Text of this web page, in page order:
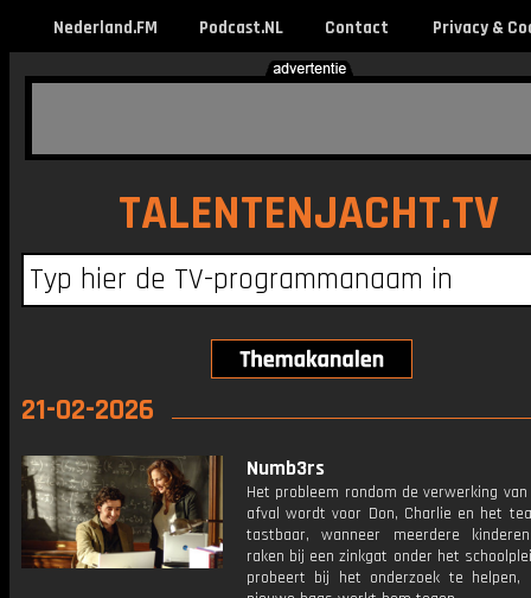
Nederland.FM Podcast.NL Contact Privacy &
TALENTENJACHT.TV
21-02-2026
Numb3rs
Het probleem rondom de verwerking
afval wordt voor Don, Charlie en het
tastbaar, wanneer meerdere
raken bij een zinkgat onder het
probeert bij het onderzoek te helpen,